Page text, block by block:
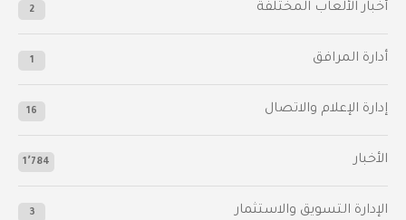
أخبار الألعاب المختلفة 2
أدارة المرافق 1
إدارة الإعلام والاتصال 16
الأخبار 1٬784
الإدارة التسويق والاستثمار 3